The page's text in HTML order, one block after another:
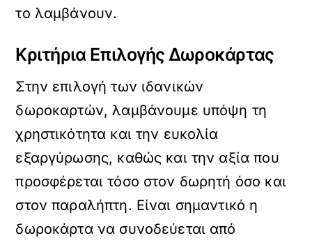
το λαμβάνουν.
Κριτήρια Επιλογής Δωροκάρτας
Στην επιλογή των ιδανικών
δωροκαρτών, λαμβάνουμε υπόψη τη
χρηστικότητα και την ευκολία
εξαργύρωσης, καθώς και την αξία που
προσφέρεται τόσο στον δωρητή όσο και
στον παραλήπτη. Είναι σημαντικό η
δωροκάρτα να συνοδεύεται από